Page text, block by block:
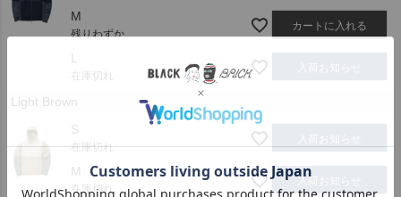
M
残りわずか
カートに入れる
L
在庫切れ
Light Brown
S
在庫切れ
M
在庫切れ
入荷お知らせ